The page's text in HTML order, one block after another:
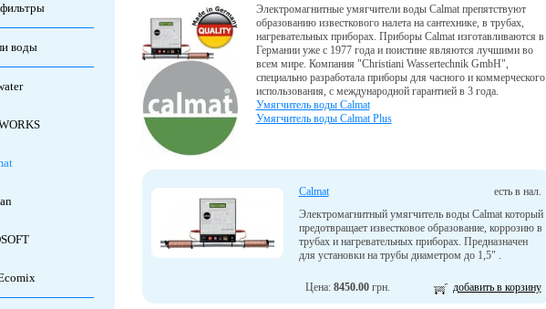
воды
Электромагнитные умягчители воды Calmat препятствуют
образованию известкового налета на сантехнике, в трубах,
нагревательных приборах. Приборы Calmat изготавливаются в
Германии уже с 1977 года и поистине являются лучшими во
всем мире. Компания "Christiani Wassertechnik GmbH",
специально разработала приборы для часного и коммерческого
использования, с международной гарантией в 3 года.
Умягчитель воды Calmat
Умягчитель воды Calmat Plus
Calmat
есть в нал.
Электромагнитный умягчитель воды Сalmat который
предотвращает известковое образование, коррозию в
трубах и нагревательных приборах. Предназначен
для установки на трубы диаметром до 1,5" .
Цена: 8450.00грн. добавить в корзину